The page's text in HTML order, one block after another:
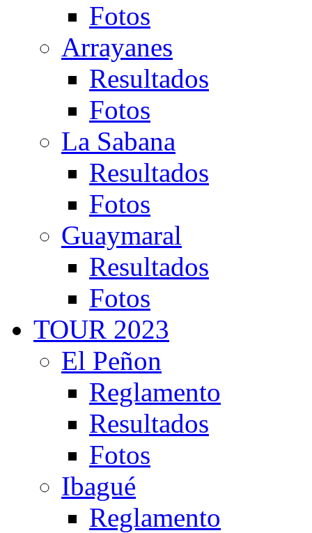
Fotos
Arrayanes
Resultados
Fotos
La Sabana
Resultados
Fotos
Guaymaral
Resultados
Fotos
TOUR 2023
El Peñon
Reglamento
Resultados
Fotos
Ibagué
Reglamento